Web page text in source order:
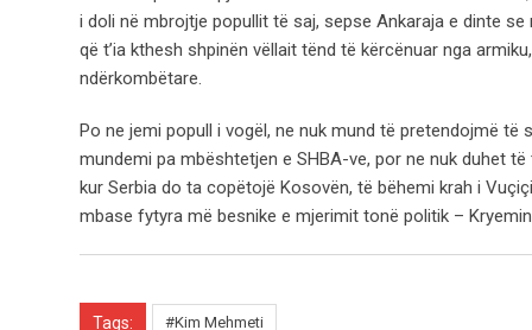
i doli në mbrojtje popullit të saj, sepse Ankaraja e dinte
që t’ia kthesh shpinën vëllait tënd të kërcënuar nga
ndërkombëtare.
Po ne jemi popull i vogël, ne nuk mund të pretendojmë
mundemi pa mbështetjen e SHBA-ve, por ne nuk duhet
kur Serbia do ta copëtojë Kosovën, të bëhemi krah i
mbase fytyra më besnike e mjerimit tonë politik –
Tags: #Kim Mehmeti